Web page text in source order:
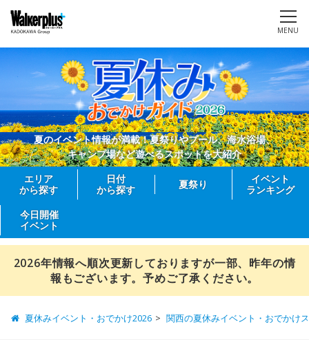
MENU
夏のイベント情報が満載！夏祭りやプール、海水浴場、
キャンプ場など遊べるスポットを大紹介
エリア
から探す
日付
から探す
夏祭り
イベント
ランキング
今日開催
イベント
2026年情報へ順次更新しておりますが一部、昨年の情
報もございます。予めご了承ください。
夏休みイベント・おでかけ2026 関西の夏休みイベント・おでかけ